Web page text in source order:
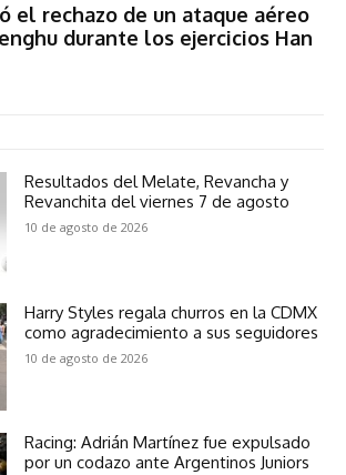
el rechazo de un ataque aéreo
durante los ejercicios Han
Resultados del Melate, Revancha y
Revanchita del viernes 7 de agosto
10 de agosto de 2026
Harry Styles regala churros en la CDMX
como agradecimiento a sus seguidores
10 de agosto de 2026
Racing: Adrián Martínez fue expulsado
por un codazo ante Argentinos Juniors